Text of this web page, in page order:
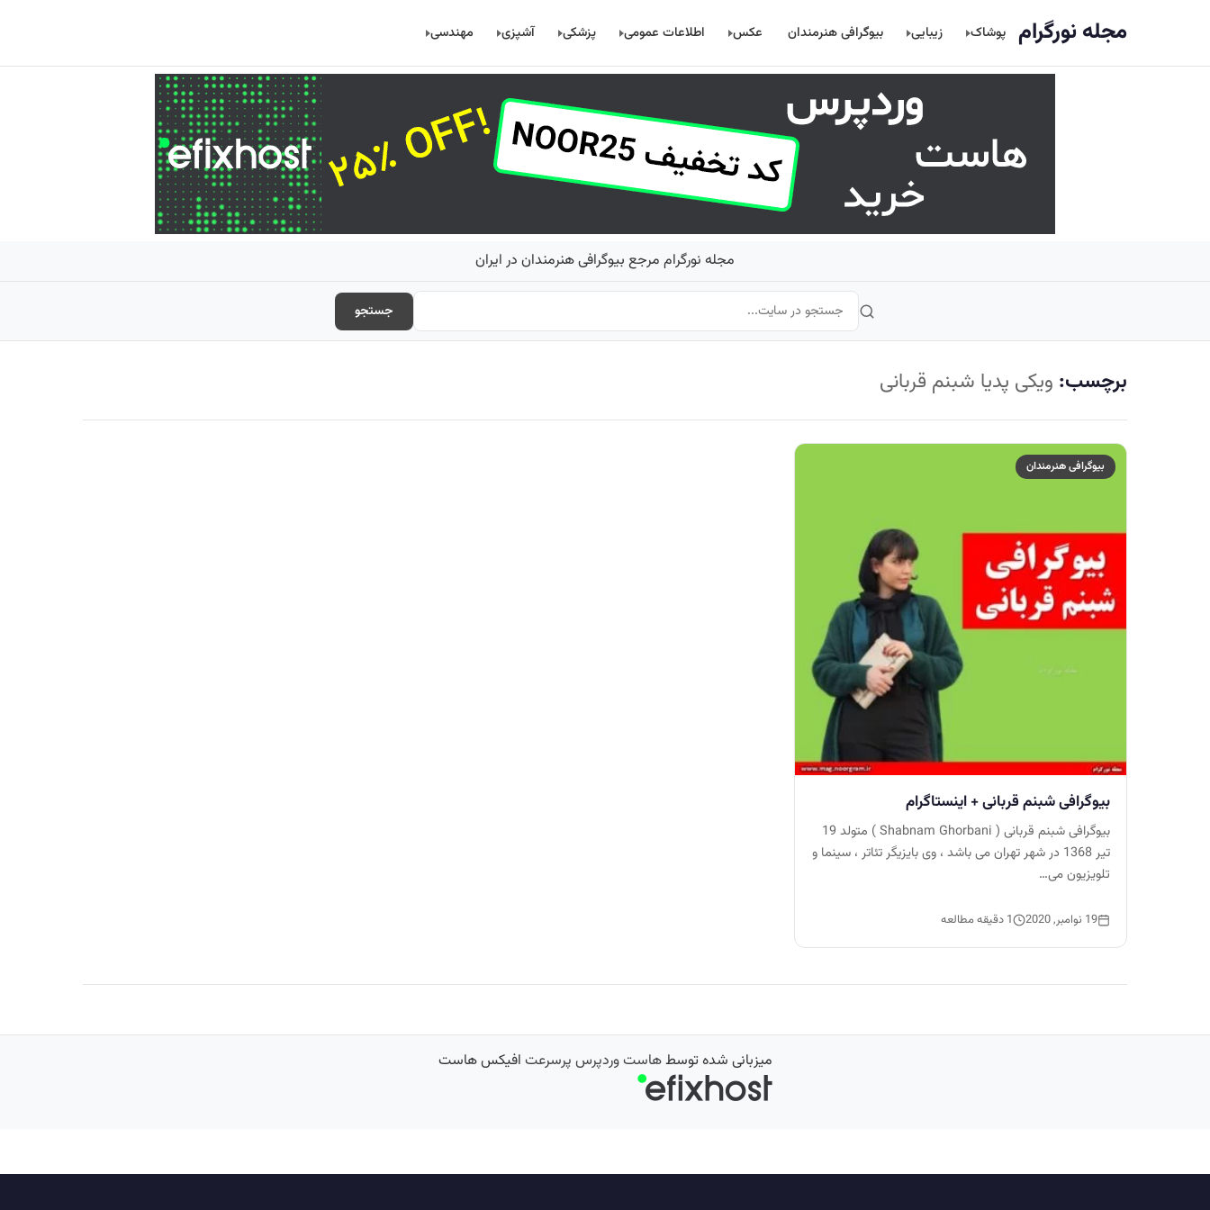
مجله نورگرام پوشاک زیبایی بیوگرافی هنرمندان عکس اطلاعات عمومی پزشکی آشپزی مهندسی
مجله نورگرام مرجع بیوگرافی هنرمندان در ایران
جستجو
برچسب: ویکی پدیا شبنم قربانی
بیوگرافی هنرمندان
بیوگرافی شبنم قربانی + اینستاگرام
بیوگرافی شبنم قربانی ( Shabnam Ghorbani ) متولد 19
تیر 1368 در شهر تهران می باشد ، وی بایزیگر تئاتر ، سینما و
تلویزیون می…
19 نوامبر, 2020 1 دقیقه مطالعه
میزبانی شده توسطهاست وردپرس پرسرعت افیکس هاست